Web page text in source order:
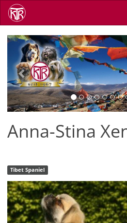
Direkt
zum
Inhalt
Previous
Anna-Stina
Tibet Spaniel